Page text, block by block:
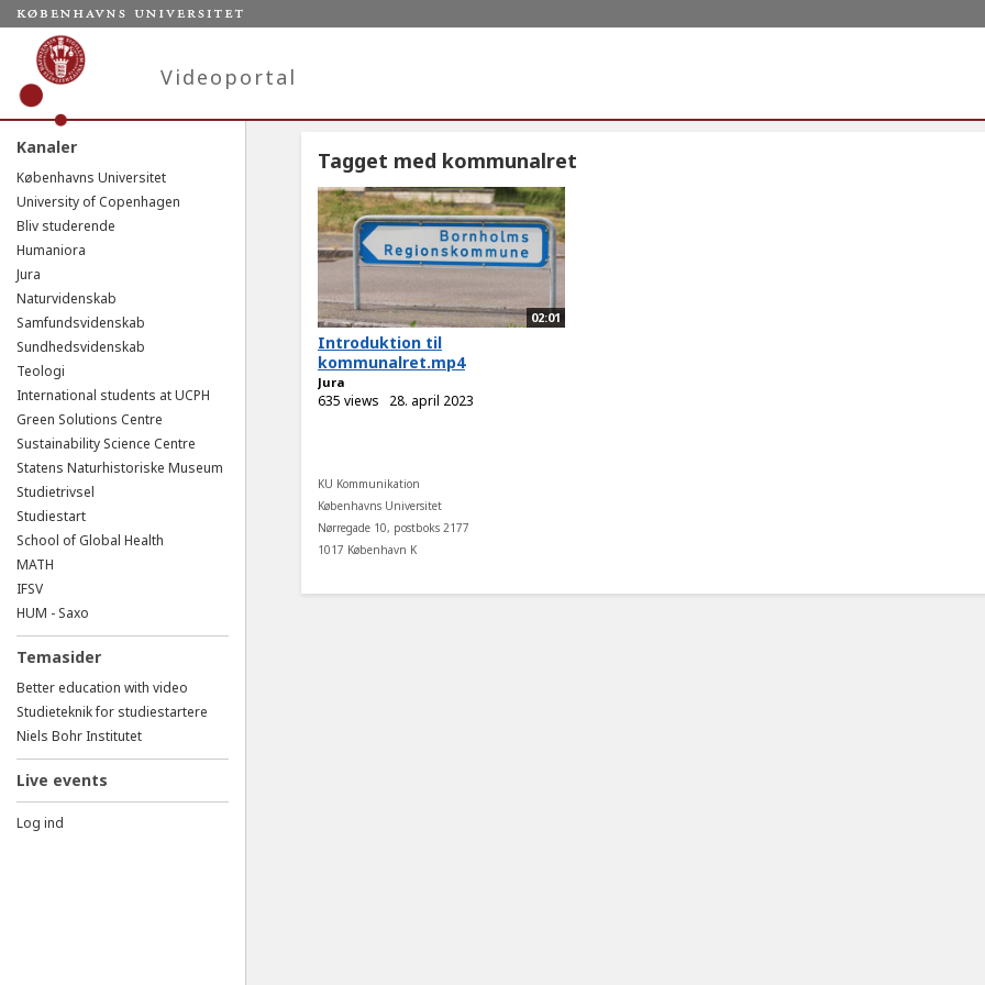
Videoportal
Kanaler
Københavns Universitet
University of Copenhagen
Bliv studerende
Humaniora
Jura
Naturvidenskab
Samfundsvidenskab
Sundhedsvidenskab
Teologi
International students at UCPH
Green Solutions Centre
Sustainability Science Centre
Statens Naturhistoriske Museum
Studietrivsel
Studiestart
School of Global Health
MATH
IFSV
HUM - Saxo
Temasider
Better education with video
Studieteknik for studiestartere
Niels Bohr Institutet
Live events
Log ind
Tagget med kommunalret
02:01
Introduktion til
kommunalret.mp4
Jura
635 views 28. april 2023
KU Kommunikation
Københavns Universitet
Nørregade 10, postboks 2177
1017 København K